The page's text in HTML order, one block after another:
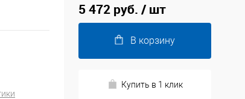
5 472 руб. / шт
В корзину
Купить в 1 клик